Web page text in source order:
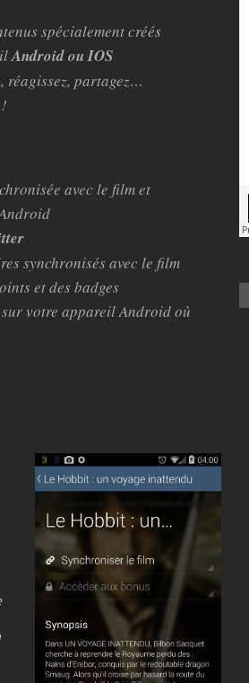
spécialement créés
Android ou IOS
réagissez, partagez…
avec le film et
synchronisés avec le film
et des badges
votre appareil Android où